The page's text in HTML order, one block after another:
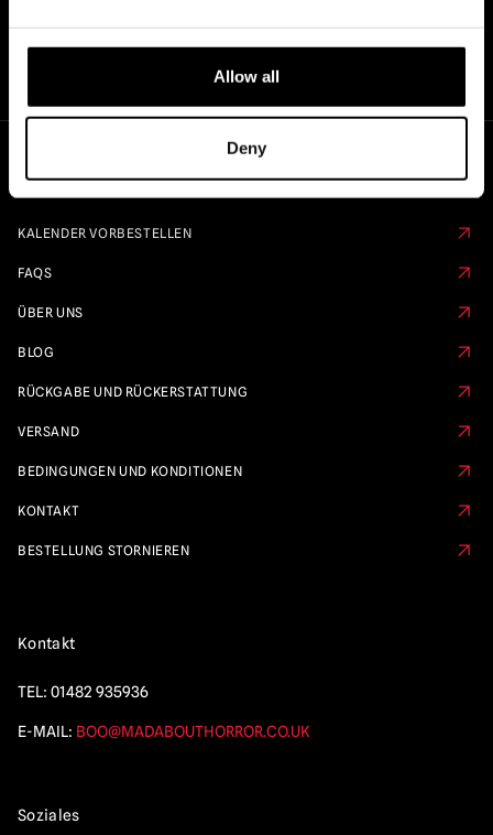
Allow all
Deny
Schnelle Links
KALENDER VORBESTELLEN
FAQS
ÜBER UNS
BLOG
RÜCKGABE UND RÜCKERSTATTUNG
VERSAND
BEDINGUNGEN UND KONDITIONEN
KONTAKT
BESTELLUNG STORNIEREN
Kontakt
TEL: 01482 935936
E-MAIL: BOO@MADABOUTHORROR.CO.UK
Soziales